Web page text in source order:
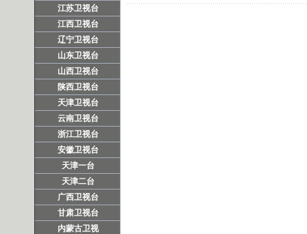
江苏卫视台
江西卫视台
辽宁卫视台
山东卫视台
山西卫视台
陕西卫视台
天津卫视台
云南卫视台
浙江卫视台
安徽卫视台
天津一台
天津二台
广西卫视台
甘肃卫视台
内蒙古卫视